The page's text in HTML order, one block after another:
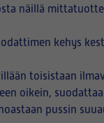
näillä
kehys
toisistaan
oikein,
pussin